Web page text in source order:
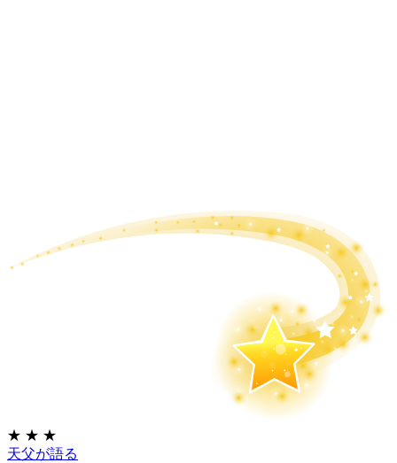
★ ★ ★
天父が語る